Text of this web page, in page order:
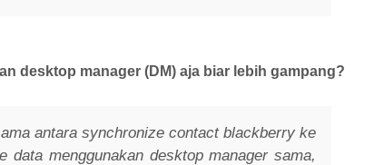
desktop manager (DM) aja biar lebih gampang?
antara synchronize contact blackberry ke
data menggunakan desktop manager sama,